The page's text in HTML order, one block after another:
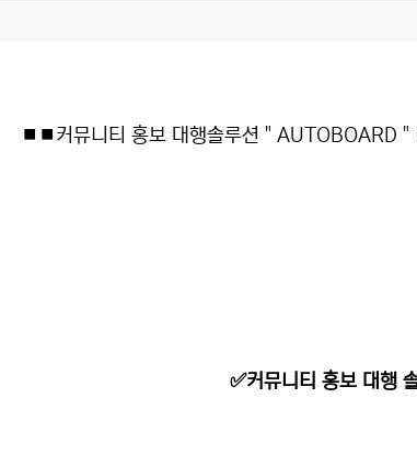
⏹⏹커뮤니티 홍보 대행솔루션 " AUTOBOARD
✅커뮤니티 홍보 대행